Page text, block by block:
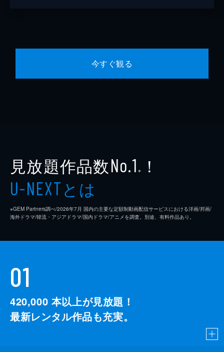
今すぐ観る
見放題作品数No.1 ※ ！
U-NEXTとは
※GEM Partners調べ/2026年7⽉ 国内の主要な定額制動画配信サービスにおける洋画/邦画/
海外ドラマ/韓流・アジアドラマ/国内ドラマ/アニメを調査。別途、有料作品あり。
01
420,000 本以上が見放題！
最新レンタル作品も充実。